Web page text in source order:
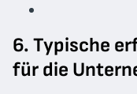
6. Typische
für die